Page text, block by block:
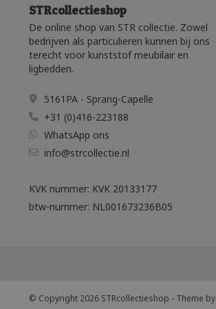
STRcollectieshop
De online shop van STR collectie. Zowel
bedrijven als particulieren kunnen bij ons
terecht voor kunststof meubilair en
ligbedden.
5161PA - Sprang-Capelle
+31 (0)416-223188
WhatsApp ons
info@strcollectie.nl
KVK nummer: KVK 20133177
btw-nummer: NL001673236B05
© Copyright 2026 STRcollectieshop - Theme by